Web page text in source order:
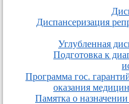
Диспансеризация
Углубленная
Подготовка к
Программа гос.
оказания
Памятка о